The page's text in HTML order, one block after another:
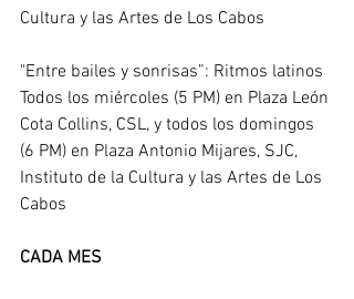
Cultura y las Artes de Los Cabos
"Entre bailes y sonrisas”: Ritmos latinos
Todos los miércoles (5 PM) en Plaza León
Cota Collins, CSL, y todos los domingos
(6 PM) en Plaza Antonio Mijares, SJC,
Instituto de la Cultura y las Artes de Los
Cabos
CADA MES